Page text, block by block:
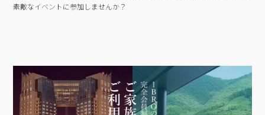
素敵なイベントに参加しませんか？